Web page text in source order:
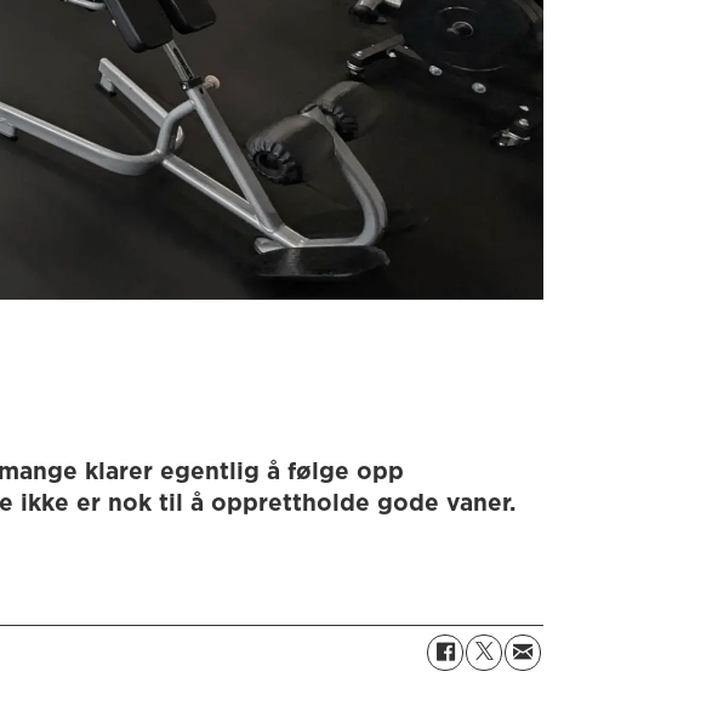
klarer egentlig å følge opp
ikke er nok til å opprettholde gode vaner.